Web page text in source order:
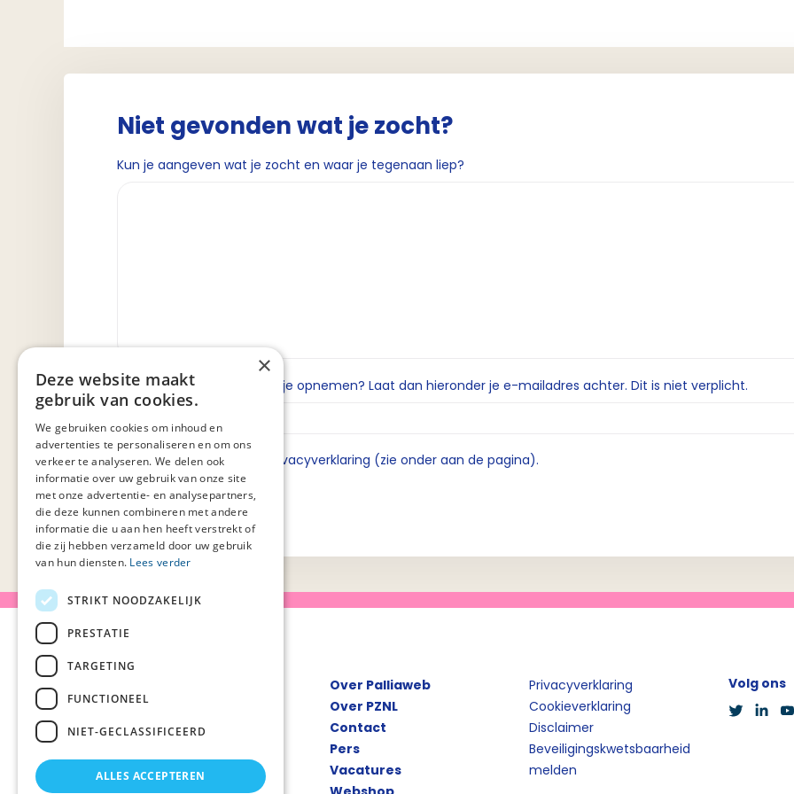
Niet gevonden wat je zocht?
Kun je aangeven wat je zocht en waar je tegenaan liep?
Wil je dat we contact met je opnemen? Laat dan hieronder je e-mailadres achter. Dit is niet verplicht.
Ik ga akkoord met de privacyverklaring (zie onder aan de pagina).
Over Palliaweb
Over PZNL
Contact
Pers
Vacatures
Privacyverklaring
Cookieverklaring
Disclaimer
Beveiligingskwetsbaarheid
melden
Volg ons
×
Deze website maakt
gebruik van cookies.
We gebruiken cookies om inhoud en
advertenties te personaliseren en om ons
verkeer te analyseren. We delen ook
informatie over uw gebruik van onze site
met onze advertentie- en analysepartners,
die deze kunnen combineren met andere
informatie die u aan hen heeft verstrekt of
die zij hebben verzameld door uw gebruik
van hun diensten. Lees verder
STRIKT NOODZAKELIJK
PRESTATIE
TARGETING
FUNCTIONEEL
NIET-GECLASSIFICEERD
ALLES ACCEPTEREN